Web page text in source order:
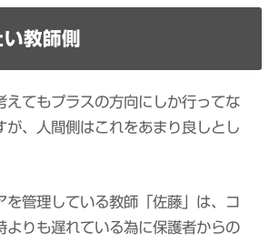
教師側
えてもプラスの方向にしか行ってな
が、人間側はこれをあまり良しとし
を管理している教師「佐藤」は、コ
よりも遅れている為に保護者からの